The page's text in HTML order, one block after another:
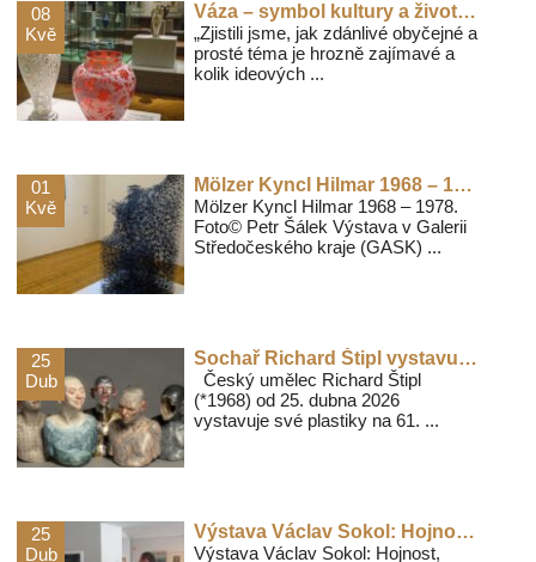
08
Kvě
Váza – symbol kultury a života v UPM v Praze
„Zjistili jsme, jak zdánlivé obyčejné a
prosté téma je hrozně zajímavé a
kolik ideových ...
01
Kvě
Mölzer Kyncl Hilmar 1968 – 1978 Čeští umělci v přímém dialogu s evropskou scénou
Mölzer Kyncl Hilmar 1968 – 1978.
Foto© Petr Šálek Výstava v Galerii
Středočeského kraje (GASK) ...
25
Dub
Sochař Richard Štipl vystavuje na letošním Bienále v Benátkách
Český umělec Richard Štipl
(*1968) od 25. dubna 2026
vystavuje své plastiky na 61. ...
25
Dub
Výstava Václav Sokol: Hojnost v Museu Kampa
Výstava Václav Sokol: Hojnost,